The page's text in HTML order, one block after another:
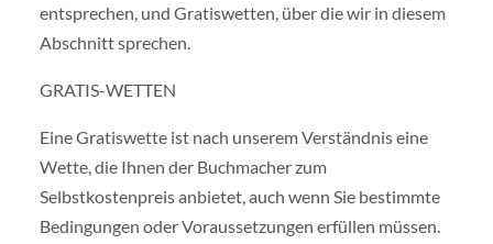
entsprechen, und Gratiswetten, über die wir in diesem
Abschnitt sprechen.
GRATIS-WETTEN
Eine Gratiswette ist nach unserem Verständnis eine
Wette, die Ihnen der Buchmacher zum
Selbstkostenpreis anbietet, auch wenn Sie bestimmte
Bedingungen oder Voraussetzungen erfüllen müssen.